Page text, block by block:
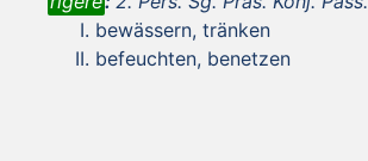
bewässern, tränken
befeuchten, benetzen